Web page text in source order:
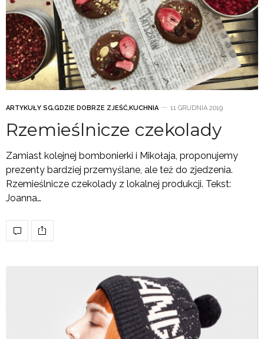
ARTYKUŁY SG,GDZIE DOBRZE ZJEŚĆ,KUCHNIA 11 GRUDNIA 2019
Rzemieślnicze czekolady
Zamiast kolejnej bombonierki i Mikołaja, proponujemy
prezenty bardziej przemyślane, ale też do zjedzenia.
Rzemieślnicze czekolady z lokalnej produkcji. Tekst:
Joanna…